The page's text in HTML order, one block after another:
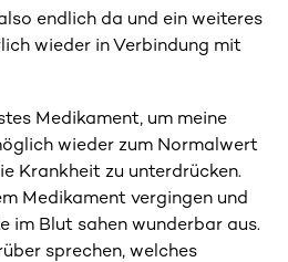
endlich da und ein weiteres
wieder in Verbindung mit
Medikament, um meine
wieder zum Normalwert
Krankheit zu unterdrücken.
Medikament vergingen und
im Blut sahen wunderbar aus.
sprechen, welches